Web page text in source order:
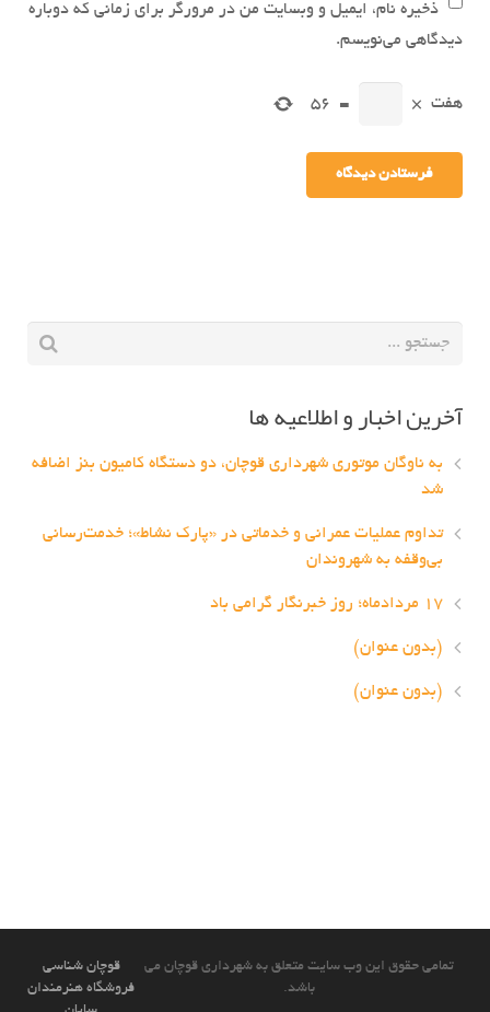
ذخیره نام، ایمیل و وبسایت من در مرورگر برای زمانی که دوباره
دیدگاهی می‌نویسم.
هفت ×
=
56
آخرین اخبار و اطلاعیه ها
به ناوگان موتوری شهرداری قوچان، دو دستگاه کامیون بنز اضافه
شد
تداوم عملیات عمرانی و خدماتی در «پارک نشاط»؛ خدمت‌رسانی
بی‌وقفه به شهروندان
۱۷ مردادماه؛ روز خبرنگار گرامی باد
(بدون عنوان)
(بدون عنوان)
قوچان شناسی
فروشگاه هنرمندان
تمامی حقوق این وب سایت متعلق به شهرداری قوچان می
باشد.